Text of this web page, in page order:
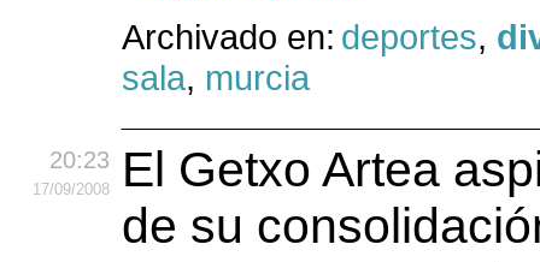
Archivado en: deportes,
sala, murcia
20:23
17/09/2008
El Getxo Artea
de su